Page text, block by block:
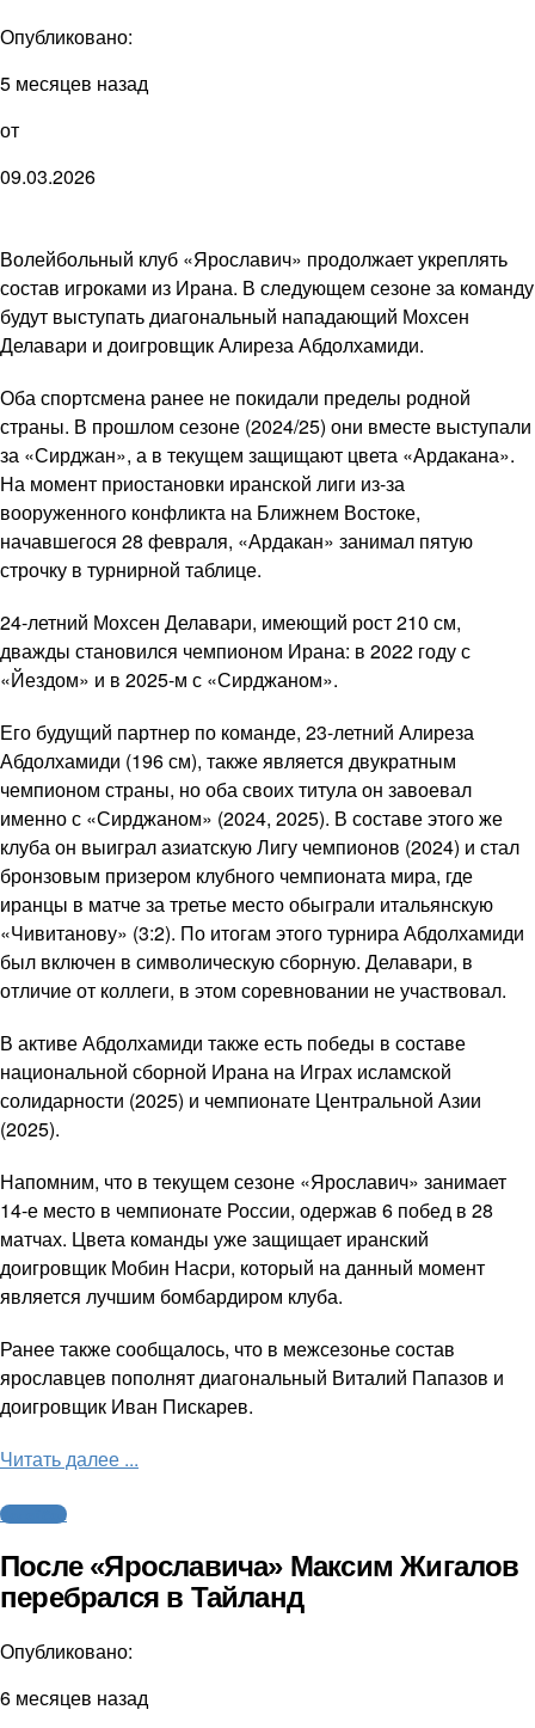
Опубликовано:
5 месяцев назад
от
09.03.2026
Волейбольный клуб «Ярославич» продолжает укреплять
состав игроками из Ирана. В следующем сезоне за команду
будут выступать диагональный нападающий Мохсен
Делавари и доигровщик Алиреза Абдолхамиди.
Оба спортсмена ранее не покидали пределы родной
страны. В прошлом сезоне (2024/25) они вместе выступали
за «Сирджан», а в текущем защищают цвета «Ардакана».
На момент приостановки иранской лиги из-за
вооруженного конфликта на Ближнем Востоке,
начавшегося 28 февраля, «Ардакан» занимал пятую
строчку в турнирной таблице.
24-летний Мохсен Делавари, имеющий рост 210 см,
дважды становился чемпионом Ирана: в 2022 году с
«Йездом» и в 2025-м с «Сирджаном».
Его будущий партнер по команде, 23-летний Алиреза
Абдолхамиди (196 см), также является двукратным
чемпионом страны, но оба своих титула он завоевал
именно с «Сирджаном» (2024, 2025). В составе этого же
клуба он выиграл азиатскую Лигу чемпионов (2024) и стал
бронзовым призером клубного чемпионата мира, где
иранцы в матче за третье место обыграли итальянскую
«Чивитанову» (3:2). По итогам этого турнира Абдолхамиди
был включен в символическую сборную. Делавари, в
отличие от коллеги, в этом соревновании не участвовал.
В активе Абдолхамиди также есть победы в составе
национальной сборной Ирана на Играх исламской
солидарности (2025) и чемпионате Центральной Азии
(2025).
Напомним, что в текущем сезоне «Ярославич» занимает
14-е место в чемпионате России, одержав 6 побед в 28
матчах. Цвета команды уже защищает иранский
доигровщик Мобин Насри, который на данный момент
является лучшим бомбардиром клуба.
Ранее также сообщалось, что в межсезонье состав
ярославцев пополнят диагональный Виталий Папазов и
доигровщик Иван Пискарев.
Читать далее ...
Волейбол
После «Ярославича» Максим Жигалов
перебрался в Тайланд
Опубликовано:
6 месяцев назад